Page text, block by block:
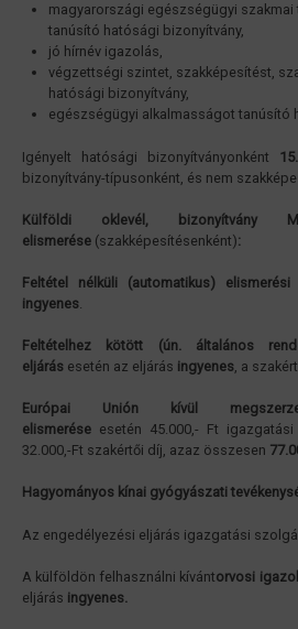
magyarországi egészségügyi szakmai
tanúsító hatósági bizonyítvány,
jó hírnév igazolás,
végzettségi szintet, szakképesítést,
hatósági bizonyítvány,
egészségügyi alkalmasságot tanúsító
Igényelt hatósági bizonyítványonként
bizonyítvány-típusonként, és nem
Külföldi oklevél, bizonyítvány
elismerése (szakképesítésenként):
Feltétel nélküli (automatikus) elismerési
ingyenes
Feltételhez kötött (ún. általános
eljárás esetén az eljárás ingyenes, a
Európai Unión kívül
elismerése esetén 45.000,- Ft
32.000,-Ft szakértői díj, azaz összesen
Hagyományos kínai gyógyászati
Az engedélyezési eljárás igazgatási
A külföldön felhasználni kívántorvosi
eljárás ingyenes.